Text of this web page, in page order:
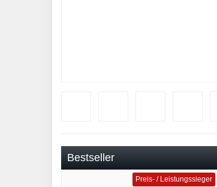
Bestseller
Preis- / Leistungssieger